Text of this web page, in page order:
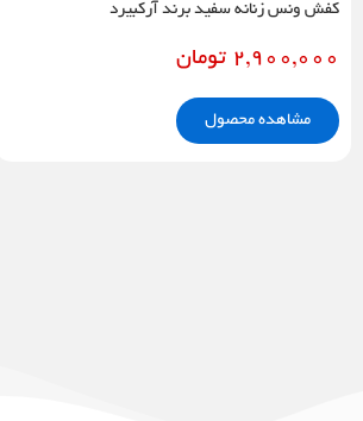
کفش ونس زنانه سفید برند آرکبیرد
2,900,000 تومان
مشاهده محصول